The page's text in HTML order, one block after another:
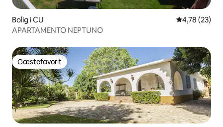
Bolig i CU 4,78 ud af 5
4,78 (23)
APARTAMENTO NEPTUNO
Gæstefavorit
Gæstefavorit